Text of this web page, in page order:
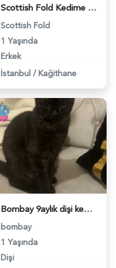
Scottish Fold Kedime Eş Arıyoruz - 118984680
Scottish Fold
1 Yaşında
Erkek
İstanbul / Kağithane
Bombay 9aylık dişi kedime eş arıyorum - 118984676
bombay
1 Yaşında
Dişi